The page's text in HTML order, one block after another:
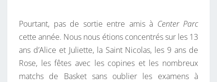
Pourtant, pas de sortie entre amis à Center Parc
cette année. Nous nous étions concentrés sur les 13
ans d’Alice et Juliette, la Saint Nicolas, les 9 ans de
Rose, les fêtes avec les copines et les nombreux
matchs de Basket sans oublier les examens à